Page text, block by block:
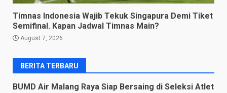
Timnas Indonesia Wajib Tekuk Singapura Demi Tiket
Semifinal. Kapan Jadwal Timnas Main?
August 7, 2026
BERITA TERBARU
BUMD Air Malang Raya Siap Bersaing di Seleksi Atlet